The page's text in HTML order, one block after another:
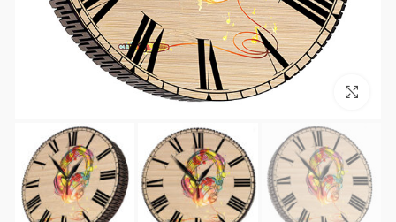
بزرگنمایی تصویر